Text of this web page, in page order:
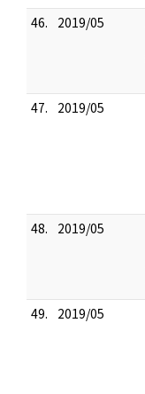
46.
2019/05
47.
2019/05
48.
2019/05
49.
2019/05